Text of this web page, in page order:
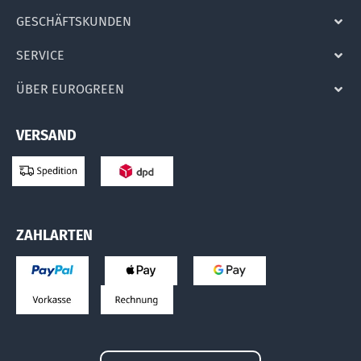
GESCHÄFTSKUNDEN
SERVICE
ÜBER EUROGREEN
VERSAND
ZAHLARTEN